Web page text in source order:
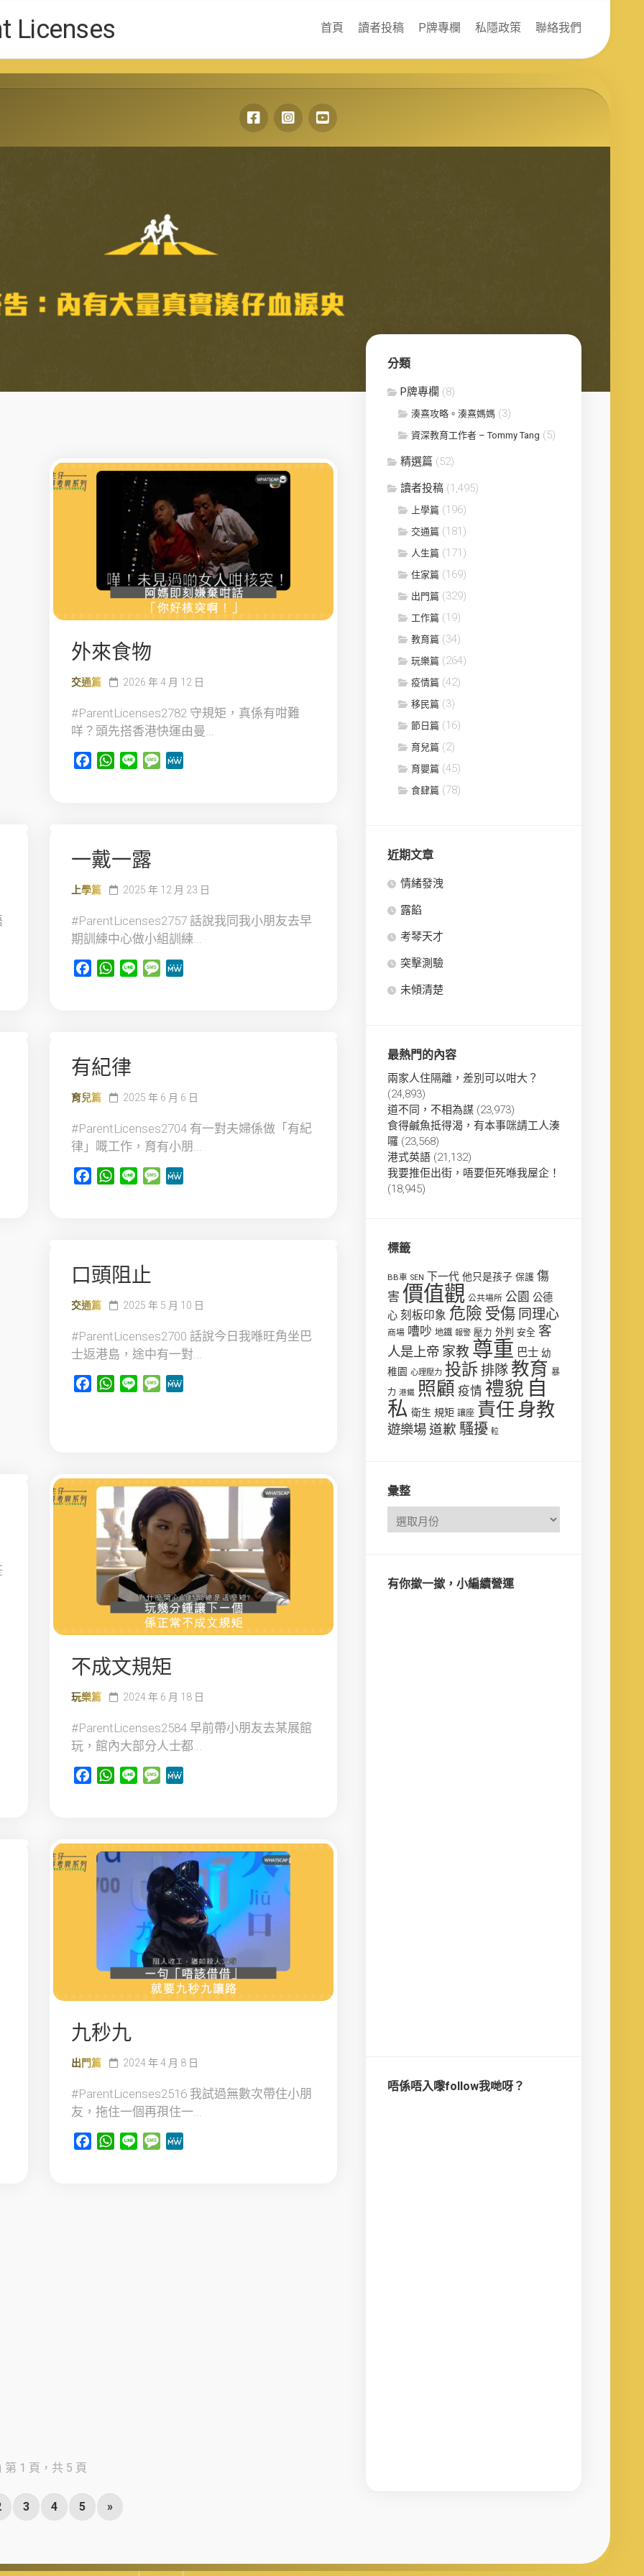
Licenses 首頁 讀者投稿 P牌專欄 私隱政策 聯絡我們
外來食物
交通篇 2026 年 4 月 12 日
#ParentLicenses2782 守規矩，真係有咁難
咩？頭先搭香港快運由曼...
FacebookWhatsApp
Line Message
一戴一露
上學篇 2025 年 12 月 23 日
#ParentLicenses2757 話說我同我小朋友去早
期訓練中心做小組訓練...
FacebookWhatsApp
Line Message
有紀律
育兒篇 2025 年 6 月 6 日
#ParentLicenses2704 有一對夫婦係做「有紀
律」嘅工作，育有小朋...
FacebookWhatsApp
Line Message
口頭阻止
交通篇 2025 年 5 月 10 日
#ParentLicenses2700 話說今日我喺旺角坐巴
士返港島，途中有一對...
FacebookWhatsApp
Line Message
不成文規矩
玩樂篇 2024 年 6 月 18 日
#ParentLicenses2584 早前帶小朋友去某展館
玩，館內大部分人士都...
FacebookWhatsApp
Line Message
九秒九
出門篇 2024 年 4 月 8 日
#ParentLicenses2516 我試過無數次帶住小朋
友，拖住一個再孭住一...
FacebookWhatsApp
Line Message
第 1 頁，共 5 頁
3 4 5 »
分類
P牌專欄 (8)
湊熹攻略。湊熹媽媽 (3)
資深教育工作者 – Tommy Tang (5)
精選篇 (52)
讀者投稿 (1,495)
上學篇 (196)
交通篇 (181)
人生篇 (171)
住家篇 (169)
出門篇 (329)
工作篇 (19)
教育篇 (34)
玩樂篇 (264)
疫情篇 (42)
移民篇 (3)
節日篇 (16)
育兒篇 (2)
育嬰篇 (45)
食肆篇 (78)
近期文章
情緒發洩
露餡
考琴天才
突擊測驗
未傾清楚
最熱門的內容
兩家人住隔離，差別可以咁大？
(24,893)
道不同，不相為謀 (23,973)
食得鹹魚抵得渴，有本事咪請工人湊
囉 (23,568)
港式英語 (21,132)
我要推佢出街，唔要佢死喺我屋企！
(18,945)
標籤
BB車 SEN 下一代 他只是孩子 保護 傷
害 價值觀 公共場所 公園 公德
心 刻板印象 危險 受傷 同理心
商場 嘈吵 地鐵 報警 壓力 外判 安全 客
人是上帝 家教 尊重 巴士 幼
稚園 心理壓力 投訴排隊 教育 暴
力 港鐵 照顧 疫情 禮貌 自
私 衛生 規矩 讓座 責任 身教
遊樂場道歉 騷擾 𨋢
彙整
有你撳一撳，小編續營運
唔係唔入嚟follow我哋呀？